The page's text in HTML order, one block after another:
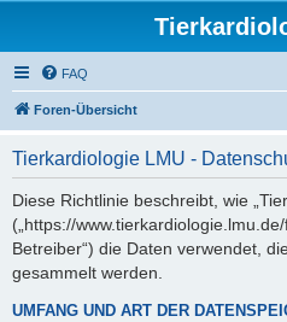
FAQ
Foren-Übersicht
Tierkardiologie LMU -
Diese Richtlinie beschreibt, wie
(„https://
Betreiber“) die Daten verwendet,
gesammelt werden.
UMFANG UND ART DER